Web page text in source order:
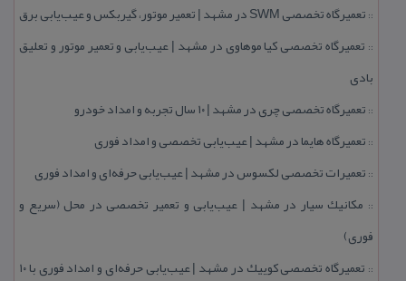
:: تعمیرگاه تخصصی SWM در مشهد | تعمیر موتور، گیربكس و عیب‌یابی برق
:: تعمیرگاه تخصصی كیا موهاوی در مشهد | عیب‌یابی و تعمیر موتور و تعلیق
بادی
:: تعمیرگاه تخصصی چری در مشهد | ۱۰ سال تجربه و امداد خودرو
:: تعمیرگاه هایما در مشهد | عیب‌یابی تخصصی و امداد فوری
:: تعمیرات تخصصی لكسوس در مشهد | عیب‌یابی حرفه‌ای و امداد فوری
:: مكانیك سیار در مشهد | عیب‌یابی و تعمیر تخصصی در محل (سریع و
فوری)
::
تعمیرگاه تخصصی كوییك در مشهد | عیب‌یابی حرفه‌ای و امداد فوری با ۱۰